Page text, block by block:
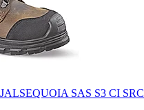
JALSEQUOIA SAS S3 CI SRC